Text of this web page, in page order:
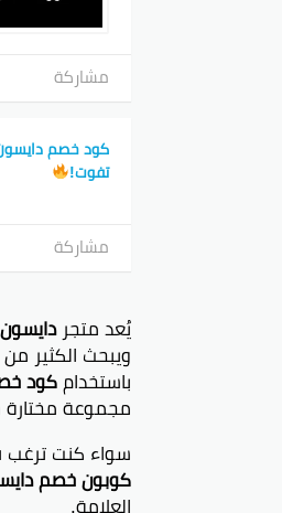
مشاركة
تفوت!
مشاركة
يُعد متجردايسون
ويبحث الكثير
باستخدامكود
مجموعة مختارة
سواء كنت ترغب
كوبون خصم